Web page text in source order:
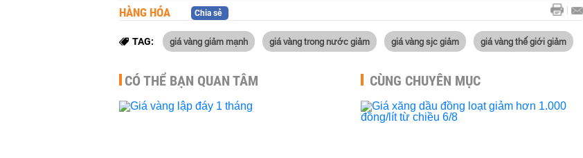
HÀNG HÓA Chia sẻ
TAG: giá vàng giảm mạnh giá vàng trong nước giảm giá vàng sjc giảm giá vàng thế giới giảm
CÓ THỂ BẠN QUAN TÂM CÙNG CHUYÊN MỤC